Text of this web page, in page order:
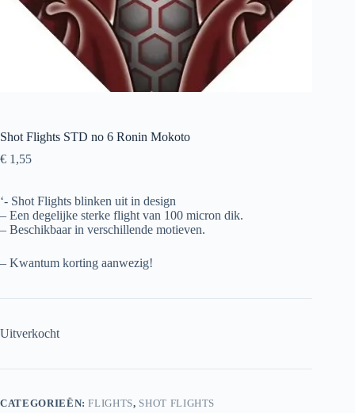
Shot Flights STD no 6 Ronin Mokoto
€ 1,55
‘- Shot Flights blinken uit in design
– Een degelijke sterke flight van 100 micron dik.
– Beschikbaar in verschillende motieven.
– Kwantum korting aanwezig!
Uitverkocht
CATEGORIEËN:FLIGHTS, SHOT FLIGHTS